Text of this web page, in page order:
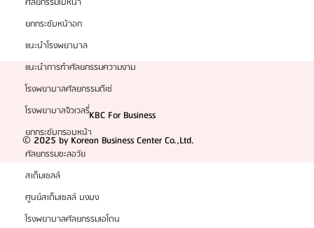
ยกกระชับหน้าอก
แนะนำโรงพยาบาล
แนะนำการทำศัลยกรรมความงาม
โรงพยาบาลศัลยกรรมดีเซ่
โรงพยาบาลจิวเวลรี่
ยกกระชับกรอบหน้า
ศัลยกรรมชะลอวัย
สเต็มเซลล์
ศูนย์สเต็มเซลล์ บงบง
โรงพยาบาลศัลยกรรมเอโตน
KBC For Business
© 2025 by Korean Business Center Co.,Ltd.